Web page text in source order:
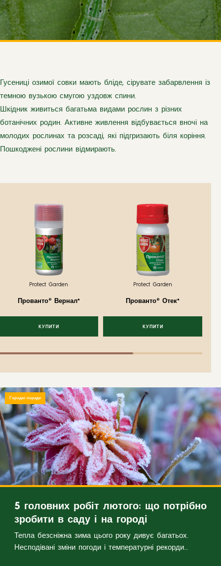
Гусениці озимої совки мають бліде, сірувате забарвлення із
темною вузькою смугою уздовж спини.
Шкідник живиться багатьма видами рослин з різних
ботанічних родин. Активне живлення відбувається вночі на
молодих рослинах та розсаді, які підгризають біля коріння.
Пошкоджені рослини відмирають.
Protect Garden
Прованто® Вернал*
КУПИТИ
Protect Garden
Прованто® Отек*
КУПИТИ
5 головних робіт лютого: що потрібно
зробити в саду і на городі
Тепла безсніжна зима цього року дивує багатьох.
Несподівані зміни погоди і температурні рекорди
Городні поради